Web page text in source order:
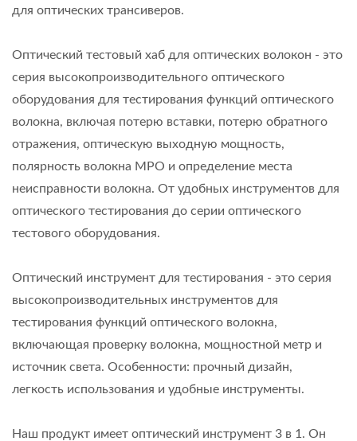
для оптических трансиверов.
Оптический тестовый хаб для оптических волокон - это
серия высокопроизводительного оптического
оборудования для тестирования функций оптического
волокна, включая потерю вставки, потерю обратного
отражения, оптическую выходную мощность,
полярность волокна MPO и определение места
неисправности волокна. От удобных инструментов для
оптического тестирования до серии оптического
тестового оборудования.
Оптический инструмент для тестирования - это серия
высокопроизводительных инструментов для
тестирования функций оптического волокна,
включающая проверку волокна, мощностной метр и
источник света. Особенности: прочный дизайн,
легкость использования и удобные инструменты.
Наш продукт имеет оптический инструмент 3 в 1. Он